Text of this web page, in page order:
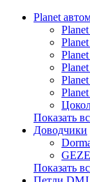
Planet
Показать
Доводчики
GEZE
Показать